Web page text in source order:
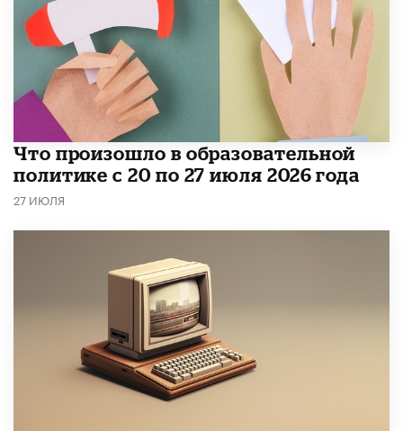
​Что произошло в образовательной
политике с 20 по 27 июля 2026 года
27 ИЮЛЯ